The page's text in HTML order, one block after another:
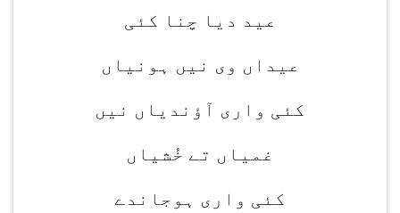
عید دیا چنا کئی
عیداں وی نیں ہونیاں
کئی واری آؤندیاں نیں
غمیاں تے خُشیاں
کئی واری ہوجاندے